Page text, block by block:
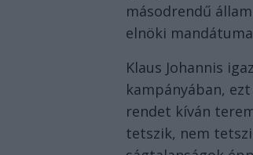
másodrendű
elnöki
Klaus Johannis
kampányában,
rendet kíván
tetszik, nem